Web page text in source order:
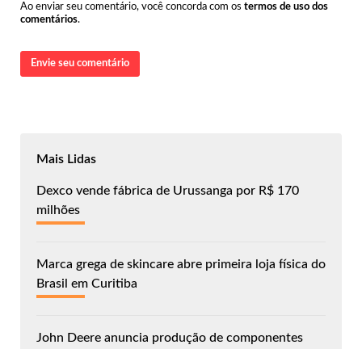
Ao enviar seu comentário, você concorda com os termos de uso dos
comentários.
Envie seu comentário
Mais Lidas
Dexco vende fábrica de Urussanga por R$ 170
milhões
Marca grega de skincare abre primeira loja física do
Brasil em Curitiba
John Deere anuncia produção de componentes